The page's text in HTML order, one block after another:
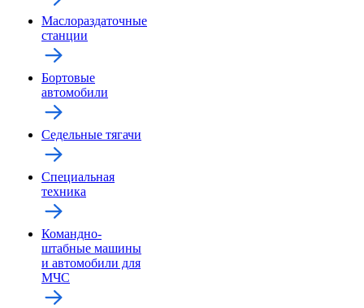
Маслораздаточные
станции
Бортовые
автомобили
Седельные тягачи
Специальная
техника
Командно-
штабные машины
и автомобили для
МЧС